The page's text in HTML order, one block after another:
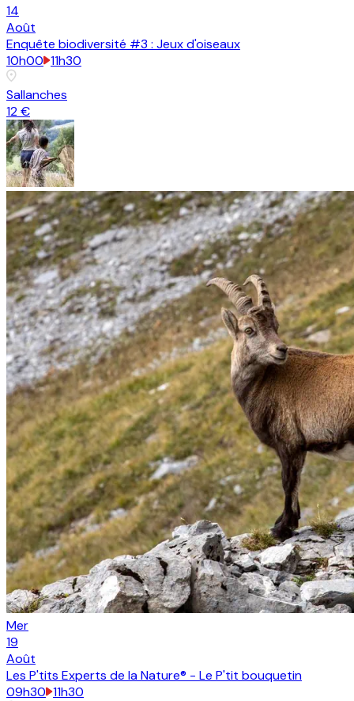
14
Août
Enquête biodiversité #3 : Jeux d'oiseaux
10h00 11h30
Sallanches
12 €
Mer
19
Août
Les P'tits Experts de la Nature® - Le P'tit bouquetin
09h30 11h30